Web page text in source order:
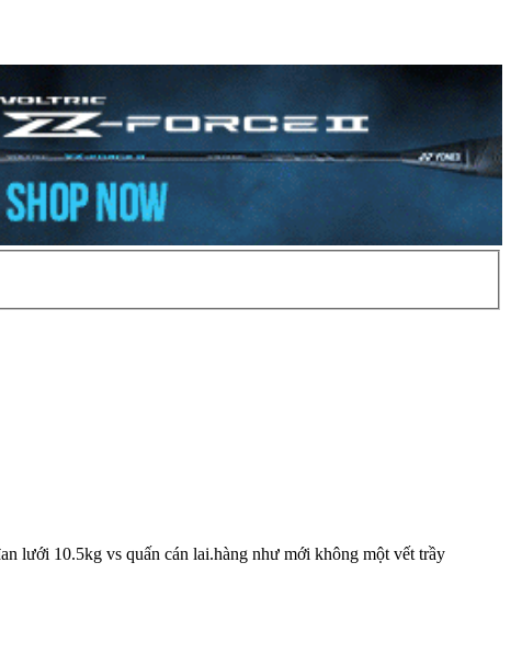
lưới 10.5kg vs quấn cán lai.hàng như mới không một vết trầy